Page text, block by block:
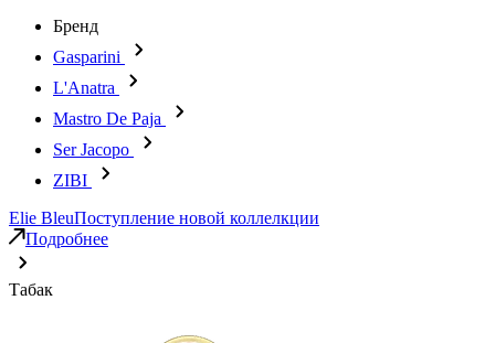
Бренд
Gasparini
L'Anatra
Mastro De Paja
Ser Jacopo
ZIBI
Elie BleuПоступление новой коллелкции
Подробнее
Табак